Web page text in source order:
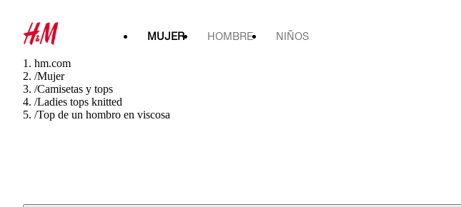
MUJER HOMBRE NIÑOS
hm.com
/Mujer
/Camisetas y tops
/Ladies tops knitted
/Top de un hombro en viscosa